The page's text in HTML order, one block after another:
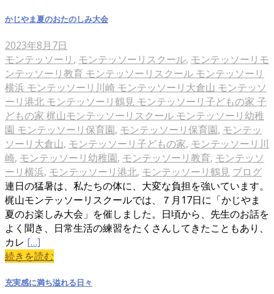
かじやま夏のおたのしみ大会
2023年8月7日
モンテッソーリ , モンテッソーリスクール, モンテッソーリモ
ンテッソーリ教育 モンテッソーリスクール モンテッソーリ
横浜 モンテッソーリ川崎 モンテッソーリ大倉山 モンテッソ
ーリ港北 モンテッソーリ鶴見 モンテッソーリ子どもの家 子
どもの家 梶山モンテッソーリスクール モンテッソーリ幼稚
園 モンテッソーリ保育園, モンテッソーリ保育園, モンテッ
ソーリ大倉山, モンテッソーリ子どもの家, モンテッソーリ川
崎, モンテッソーリ幼稚園, モンテッソーリ教育, モンテッソ
ーリ横浜, モンテッソーリ港北, モンテッソーリ鶴見 ブログ
連日の猛暑は、私たちの体に、大変な負担を強いています。
梶山モンテッソーリスクールでは、７月17日に「かじやま
夏のお楽しみ大会」を催しました。日頃から、先生のお話を
よく聞き、日常生活の練習をたくさんしてきたこともあり、
カレ […]
続きを読む
充実感に満ち溢れる日々